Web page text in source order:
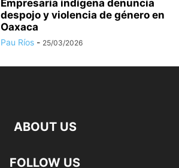
Empresaria indígena denuncia
despojo y violencia de género en
Oaxaca
Pau Ríos - 25/03/2026
ABOUT US
FOLLOW US